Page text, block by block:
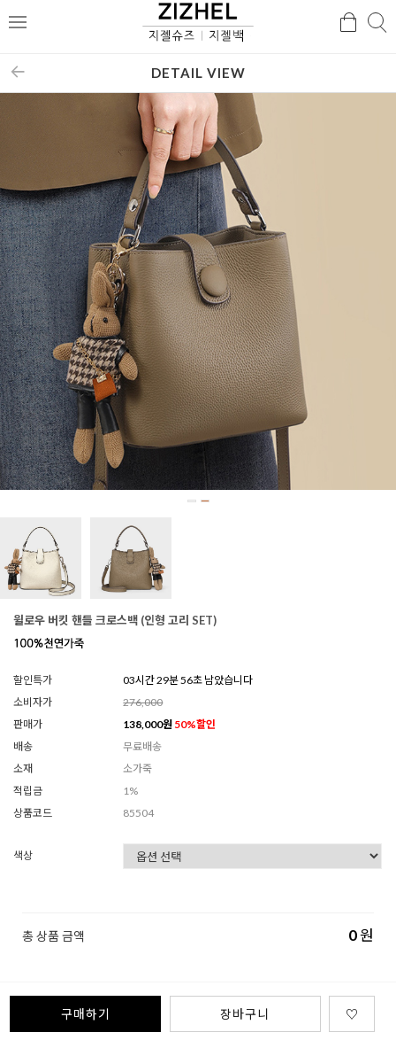
메
검
DETAIL VIEW
윌로우 버킷 핸들 크로스백 (인형 고리 SET)
할인특가
03시간 29분 54초 남았습니다
소비자가
276,000
판매가
138,000원 50%할인
배송
무료배송
소재
소가죽
적립금
1%
상품코드
85504
색상
총 상품 금액 0원
구매하기 장바구니 ♡